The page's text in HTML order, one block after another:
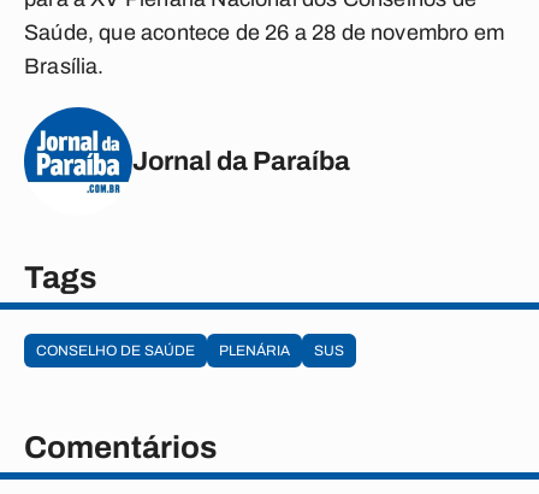
Saúde, que acontece de 26 a 28 de novembro em
Brasília.
Jornal da Paraíba
Tags
CONSELHO DE SAÚDE PLENÁRIA SUS
Comentários